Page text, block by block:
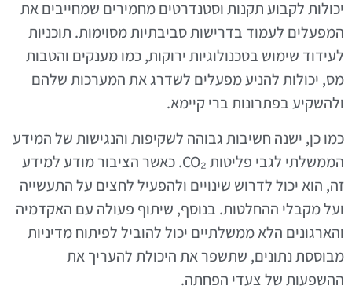
יכולות לקבוע תקנות וסטנדרטים מחמירים שמחייבים את
המפעלים לעמוד בדרישות סביבתיות מסוימות. תוכניות
לעידוד שימוש בטכנולוגיות ירוקות, כמו מענקים והטבות
מס, יכולות להניע מפעלים לשדרג את המערכות שלהם
ולהשקיע בפתרונות ברי קיימא.
כמו כן, ישנה חשיבות גבוהה לשקיפות והנגישות של המידע
הממשלתי לגבי פליטות CO₂. כאשר הציבור מודע למידע
זה, הוא יכול לדרוש שינויים ולהפעיל לחצים על התעשייה
ועל מקבלי ההחלטות. בנוסף, שיתוף פעולה עם האקדמיה
והארגונים הלא ממשלתיים יכול להוביל לפיתוח מדיניות
מבוססת נתונים, שתשפר את היכולת להעריך את
ההשפעות של צעדי הפחתה.